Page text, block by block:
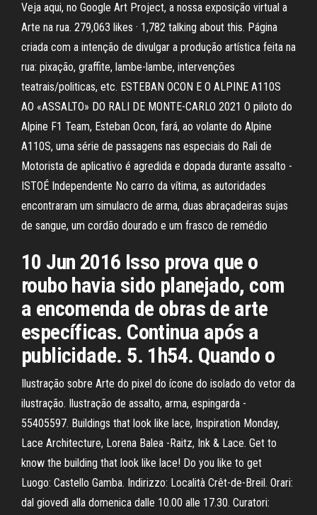
Veja aqui, no Google Art Project, a nossa exposição virtual a
Arte na rua. 279,063 likes · 1,782 talking about this. Página
criada com a intenção de divulgar a produção artística feita na
rua: pixação, graffite, lambe-lambe, intervenções
teatrais/politicas, etc. ESTEBAN OCON E O ALPINE A110S
AO «ASSALTO» DO RALI DE MONTE-CARLO 2021 O piloto do
Alpine F1 Team, Esteban Ocon, fará, ao volante do Alpine
A110S, uma série de passagens nas especiais do Rali de
Motorista de aplicativo é agredida e dopada durante assalto -
ISTOÉ Independente No carro da vítima, as autoridades
encontraram um simulacro de arma, duas abraçadeiras sujas
de sangue, um cordão dourado e um frasco de remédio
10 Jun 2016 Isso prova que o
roubo havia sido planejado, com
a encomenda de obras de arte
específicas. Continua após a
publicidade. 5. 1h54. Quando o
Ilustração sobre Arte do pixel do ícone do isolado do vetor da
ilustração. Ilustração de assalto, arma, espingarda -
55405597. Buildings that look like lace, Inspiration Monday,
Lace Architecture, Lorena Balea -Raitz, Ink & Lace. Get to
know the building that look like lace! Do you like to get
Luogo: Castello Gamba. Indirizzo: Località Crêt-de-Breil. Orari:
dal giovedì alla domenica dalle 10.00 alle 17.30. Curatori: